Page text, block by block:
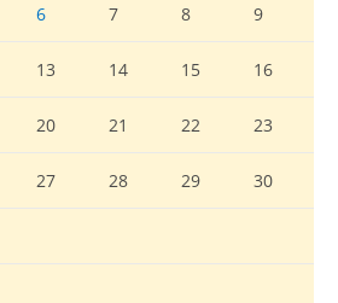
6 7 8 9
13 14 15 16
20 21 22 23
27 28 29 30